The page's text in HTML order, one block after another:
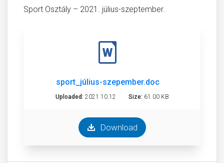
Sport Osztály – 2021. július-szeptember.
sport_július-szepember.doc
Uploaded: 2021.10.12 Size: 61.00 KB
Download